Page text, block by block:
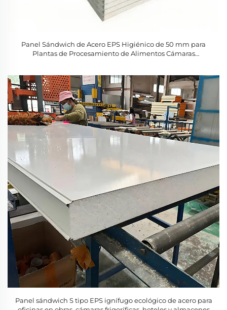
Panel Sándwich de Acero EPS Higiénico de 50 mm para
Plantas de Procesamiento de Alimentos Cámaras
Panel sándwich S tipo EPS ignífugo ecológico de acero para